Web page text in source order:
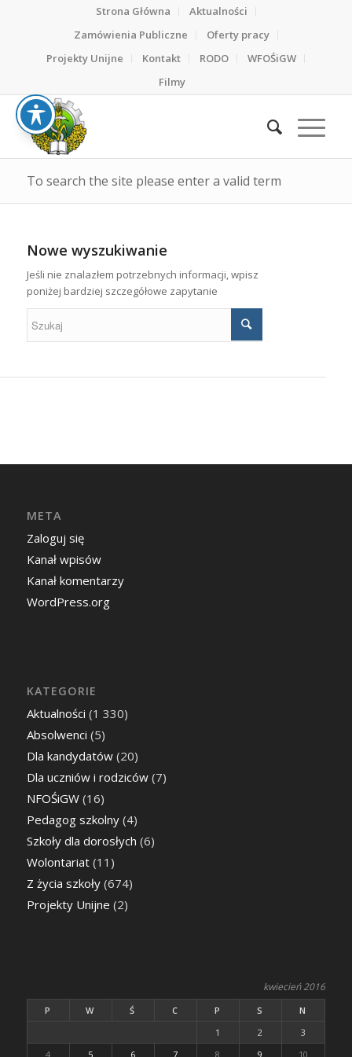
Strona Główna
Aktualności
Zamówienia Publiczne
Oferty pracy
Projekty Unijne
Kontakt RODO
WFOŚiGW
Filmy
To search the site please enter a valid term
Nowe wyszukiwanie
Jeśli nie znalazłem potrzebnych informacji, wpisz
poniżej bardziej szczegółowe zapytanie
META
Zaloguj się
Kanał wpisów
Kanał komentarzy
WordPress.org
KATEGORIE
Aktualności (1 330)
Absolwenci (5)
Dla kandydatów(20)
Dla uczniów i rodziców(7)
NFOŚiGW(16)
Pedagog szkolny(4)
Szkoły dla dorosłych (6)
Wolontariat(11)
Z życia szkoły(674)
Projekty Unijne (2)
kwiecień 2016
P W Ś C P S
N
1
2
3
4
5 6 7 8 9 10